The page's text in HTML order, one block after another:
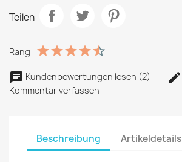
Teilen
Rang
Kundenbewertungen lesen (2)
Kommentar verfassen
Beschreibung Artikeldetails